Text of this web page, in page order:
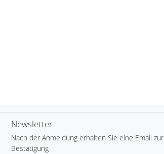
Newsletter
Nach der Anmeldung erhalten Sie eine Email zur
Bestätigung